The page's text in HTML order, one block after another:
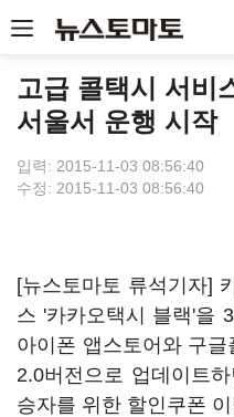
고급 콜택시 서비
서울서 운행 시작
입력: 2015-11-03 08:56:40
수정: 2015-11-03 08:56:40
[뉴스토마토 류석기자]
스 '카카오택시 블랙'을
아이폰 앱스토어와 구
2.0버전으로 업데이트
승자를 위한 할인쿠폰